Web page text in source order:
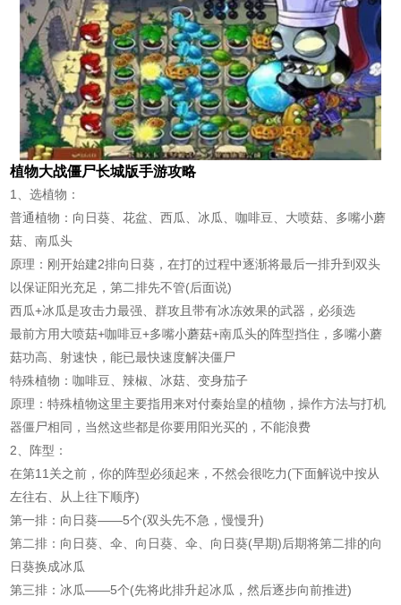
植物大战僵尸长城版手游攻略
1、选植物：
普通植物：向日葵、花盆、西瓜、冰瓜、咖啡豆、大喷菇、多嘴小蘑
菇、南瓜头
原理：刚开始建2排向日葵，在打的过程中逐渐将最后一排升到双头
以保证阳光充足，第二排先不管(后面说)
西瓜+冰瓜是攻击力最强、群攻且带有冰冻效果的武器，必须选
最前方用大喷菇+咖啡豆+多嘴小蘑菇+南瓜头的阵型挡住，多嘴小蘑
菇功高、射速快，能已最快速度解决僵尸
特殊植物：咖啡豆、辣椒、冰菇、变身茄子
原理：特殊植物这里主要指用来对付秦始皇的植物，操作方法与打机
器僵尸相同，当然这些都是你要用阳光买的，不能浪费
2、阵型：
在第11关之前，你的阵型必须起来，不然会很吃力(下面解说中按从
左往右、从上往下顺序)
第一排：向日葵——5个(双头先不急，慢慢升)
第二排：向日葵、伞、向日葵、伞、向日葵(早期)后期将第二排的向
日葵换成冰瓜
第三排：冰瓜——5个(先将此排升起冰瓜，然后逐步向前推进)